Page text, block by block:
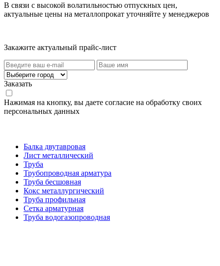
В связи с высокой волатильностью отпускных цен,
актуальные цены на металлопрокат уточняйте у менеджеров
Закажите актуальный прайс-лист
Заказать
Нажимая на кнопку, вы даете согласие на обработку своих
персональных данных
Балка двутавровая
Лист металлический
Труба
Трубопроводная арматура
Труба бесшовная
Кокс металлургический
Труба профильная
Cетка арматурная
Труба водогазопроводная